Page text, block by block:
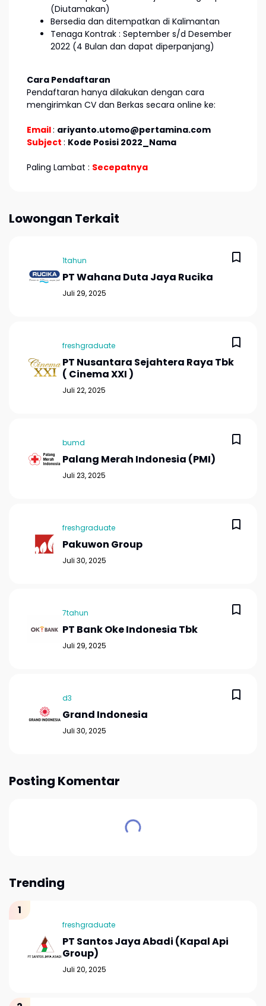
(Diutamakan)
Bersedia dan ditempatkan di Kalimantan
Tenaga Kontrak : September s/d Desember
2022 (4 Bulan dan dapat diperpanjang)
Cara Pendaftaran
Pendaftaran hanya dilakukan dengan cara
mengirimkan CV dan Berkas secara online ke:
Email: ariyanto.utomo@pertamina.com
Subject : Kode Posisi 2022_Nama
Paling Lambat : Secepatnya
Lowongan Terkait
1tahun
PT Wahana Duta Jaya Rucika
Juli 29, 2025
freshgraduate
PT Nusantara Sejahtera Raya Tbk
( Cinema XXI )
Juli 22, 2025
bumd
Palang Merah Indonesia (PMI)
Juli 23, 2025
freshgraduate
Pakuwon Group
Juli 30, 2025
7tahun
PT Bank Oke Indonesia Tbk
Juli 29, 2025
d3
Grand Indonesia
Juli 30, 2025
Posting Komentar
Trending
freshgraduate
PT Santos Jaya Abadi (Kapal Api
Group)
Juli 20, 2025